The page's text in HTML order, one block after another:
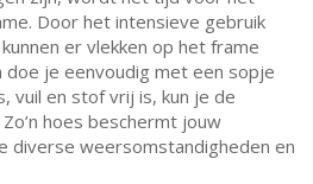
Door het intensieve gebruik
er vlekken op het frame
doe je eenvoudig met een sopje
vuil en stof vrij is, kun je de
hoes beschermt jouw
diverse weersomstandigheden en